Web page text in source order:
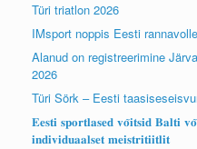
Türi triatlon 2026
IMsport noppis Eesti
Alanud on registreerimine
2026
Türi Sörk – Eesti
𝐄𝐞𝐬𝐭𝐢 𝐬𝐩𝐨𝐫𝐭𝐥𝐚𝐬𝐞𝐝 𝐯𝐨̃𝐢𝐭𝐬𝐢𝐝 𝐁𝐚𝐥𝐭𝐢
𝐢𝐧𝐝𝐢𝐯𝐢𝐝𝐮𝐚𝐚𝐥𝐬𝐞𝐭 𝐦𝐞𝐢𝐬𝐭𝐫𝐢𝐭𝐢𝐢𝐭𝐥𝐢𝐭